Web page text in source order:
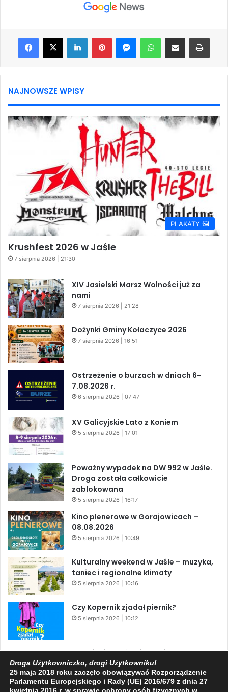
Facebook
X LinkedInPinterestMessengerWhatsAppShare via Email Print
NAJNOWSZE WPISY
PLAKATY 🖼️
Krushfest 2026 w Jaśle
7 sierpnia 2026 | 21:30
XIV Jasielski Marsz Wolności już za
nami
7 sierpnia 2026 | 21:28
Dożynki Gminy Kołaczyce 2026
7 sierpnia 2026 | 16:51
Ostrzeżenie o burzach w dniach 6-
7.08.2026 r.
6 sierpnia 2026 | 07:47
XV Galicyjskie Lato z Koniem
5 sierpnia 2026 | 17:01
Poważny wypadek na DW 992 w Jaśle.
Droga została całkowicie
zablokowana
5 sierpnia 2026 | 16:17
Kino plenerowe w Gorajowicach –
08.08.2026
5 sierpnia 2026 | 10:49
Kulturalny weekend w Jaśle – muzyka,
taniec i regionalne klimaty
5 sierpnia 2026 | 10:16
Czy Kopernik zjadał piernik?
5 sierpnia 2026 | 10:12
Zaćmienie Słońca i Perseidy. Dwa
niesamowite zjawiska astronomiczne
w ciągu jednego dnia!
3 sierpnia 2026 | 15:39
Droga Użytkowniczko, drogi Użytkowniku!
25 maja 2018 roku zaczęło obowiązywać Rozporządzenie
Parlamentu Europejskiego i Rady (UE) 2016/679 z dnia 27